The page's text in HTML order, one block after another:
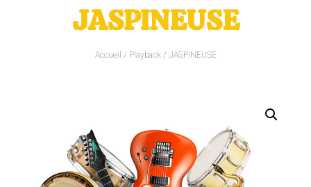
JASPINEUSE
Accueil / Playback/ JASPINEUSE